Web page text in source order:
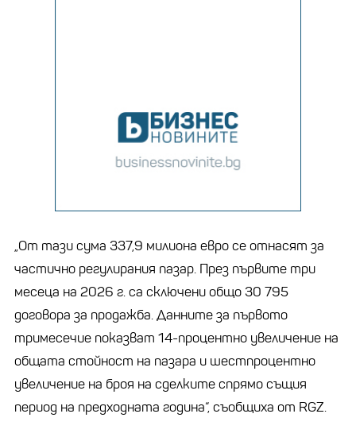
„От тази сума 337,9 милиона евро се отнасят за
частично регулирания пазар. През първите три
месеца на 2026 г. са сключени общо 30 795
договора за продажба. Данните за първото
тримесечие показват 14-процентно увеличение на
общата стойност на пазара и шестпроцентно
увеличение на броя на сделките спрямо същия
период на предходната година“, съобщиха от RGZ.